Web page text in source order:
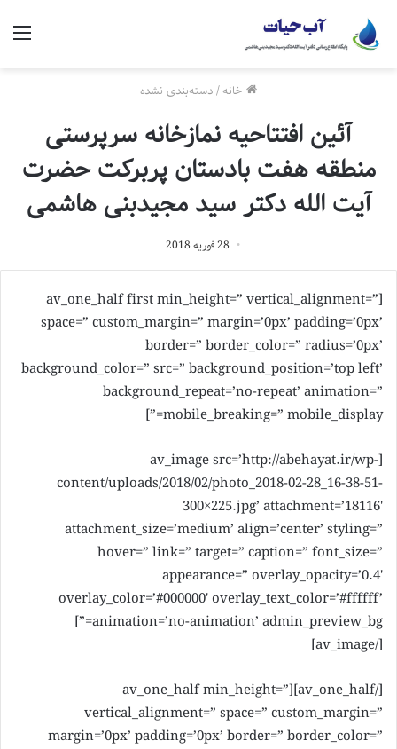
خانه/دسته‌بندی نشده
آئین افتتاحیه نمازخانه سرپرستی
منطقه هفت بادستان پربرکت حضرت
آیت الله دکتر سید مجیدبنی هاشمی
28 فوریه 2018
[av_one_half first min_height=” vertical_alignment=”
space=” custom_margin=” margin=’0px’ padding=’0px’
border=” border_color=” radius=’0px’
background_color=” src=” background_position=’top left’
background_repeat=’no-repeat’ animation=”
mobile_breaking=” mobile_display=”]
[av_image src=’http://abehayat.ir/wp-
content/uploads/2018/02/photo_2018-02-28_16-38-51-
300×225.jpg’ attachment=’18116′
attachment_size=’medium’ align=’center’ styling=”
hover=” link=” target=” caption=” font_size=”
appearance=” overlay_opacity=’0.4′
overlay_color=’#000000′ overlay_text_color=’#ffffff’
animation=’no-animation’ admin_preview_bg=”]
[/av_image]
[/av_one_half][av_one_half min_height=”
vertical_alignment=” space=” custom_margin=”
margin=’0px’ padding=’0px’ border=” border_color=”